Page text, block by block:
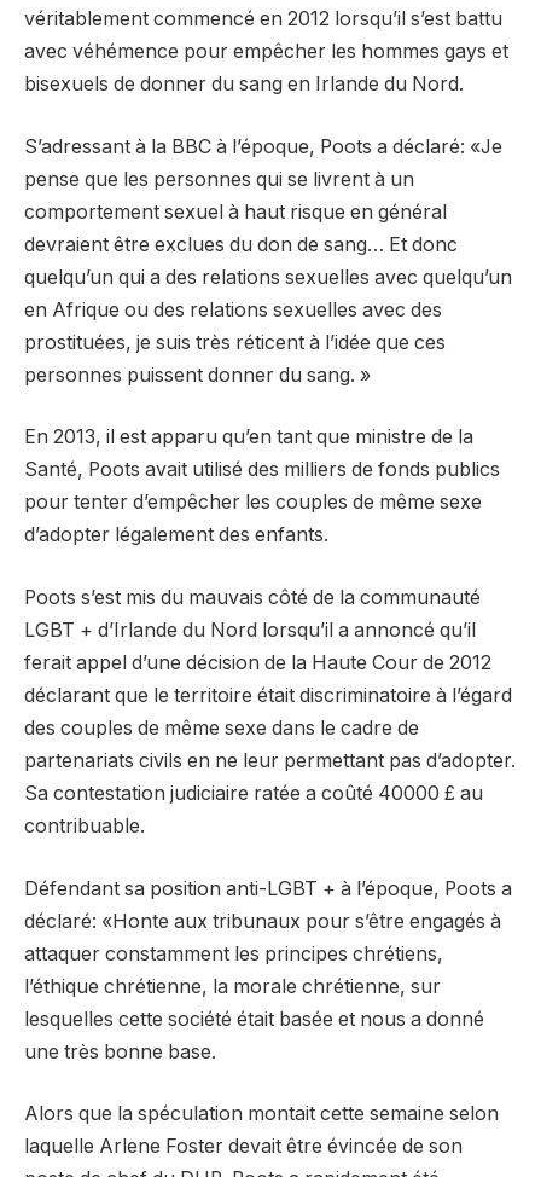
véritablement commencé en 2012 lorsqu’il s’est battu
avec véhémence pour empêcher les hommes gays et
bisexuels de donner du sang en Irlande du Nord.
S’adressant à la BBC à l’époque, Poots a déclaré: «Je
pense que les personnes qui se livrent à un
comportement sexuel à haut risque en général
devraient être exclues du don de sang… Et donc
quelqu’un qui a des relations sexuelles avec quelqu’un
en Afrique ou des relations sexuelles avec des
prostituées, je suis très réticent à l’idée que ces
personnes puissent donner du sang. »
En 2013, il est apparu qu’en tant que ministre de la
Santé, Poots avait utilisé des milliers de fonds publics
pour tenter d’empêcher les couples de même sexe
d’adopter légalement des enfants.
Poots s’est mis du mauvais côté de la communauté
LGBT + d’Irlande du Nord lorsqu’il a annoncé qu’il
ferait appel d’une décision de la Haute Cour de 2012
déclarant que le territoire était discriminatoire à l’égard
des couples de même sexe dans le cadre de
partenariats civils en ne leur permettant pas d’adopter.
Sa contestation judiciaire ratée a coûté 40000 £ au
contribuable.
Défendant sa position anti-LGBT + à l’époque, Poots a
déclaré: «Honte aux tribunaux pour s’être engagés à
attaquer constamment les principes chrétiens,
l’éthique chrétienne, la morale chrétienne, sur
lesquelles cette société était basée et nous a donné
une très bonne base.
Alors que la spéculation montait cette semaine selon
laquelle Arlene Foster devait être évincée de son